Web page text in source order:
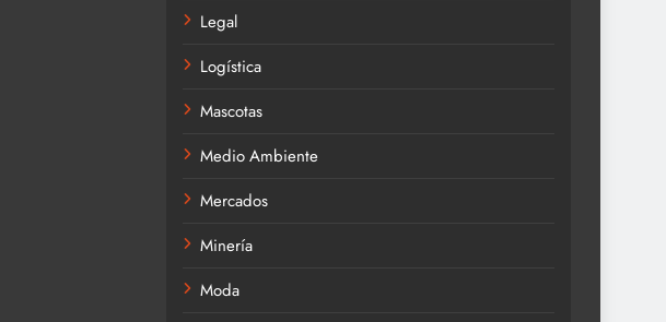
Legal
Logística
Mascotas
Medio Ambiente
Mercados
Minería
Moda